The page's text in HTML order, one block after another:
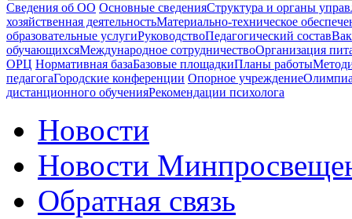
Сведения об ОО Основные сведенияСтруктура и органы
хозяйственная деятельностьМатериально-техническое
образовательные услугиРуководствоПедагогический состав
обучающихсяМеждународное сотрудничествоОрганизация
ОРЦ Нормативная базаБазовые площадкиПланы работы
педагогаГородские конференции Опорное учреждение
дистанционного обученияРекомендации психолога
Новости
Новости
Обратная связь